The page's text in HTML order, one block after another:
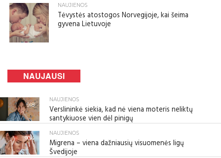
NAUJIENOS
Tėvystės atostogos Norvegijoje, kai šeima
gyvena Lietuvoje
NAUJAUSI
918
NAUJIENOS
Verslininkė siekia, kad nė viena moteris neliktų
santykiuose vien dėl pinigų
904
NAUJIENOS
Migrena – viena dažniausių visuomenės ligų
Švedijoje